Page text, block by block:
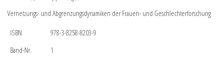
Vernetzungs- und Abgrenzungsdynamiken der Frauen- und Geschlechterforschung
ISBN
978-3-8258-8203-9
Band-Nr.
1